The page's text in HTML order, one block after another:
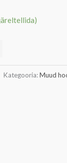
Kategooria:Muud